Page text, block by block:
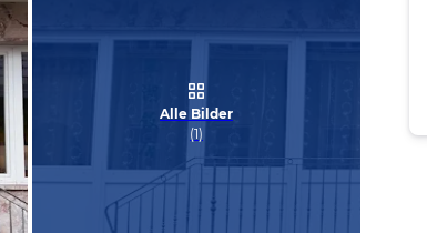
Alle Bilder
(1)